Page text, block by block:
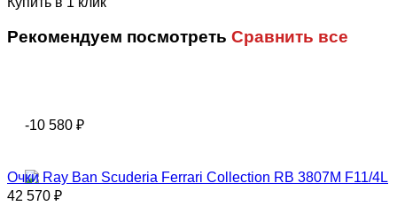
Рекомендуем посмотреть Сравнить все
-10 580 ₽
Очки Ray Ban Scuderia Ferrari Collection RB 3807M F11/4L
42 570 ₽